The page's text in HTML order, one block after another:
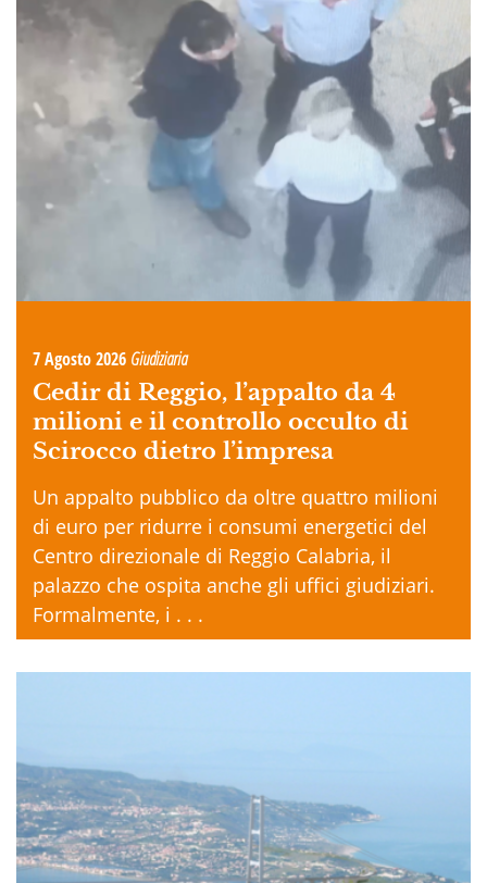
7 Agosto 2026 Giudiziaria
Cedir di Reggio, l’appalto da 4
milioni e il controllo occulto di
Scirocco dietro l’impresa
Un appalto pubblico da oltre quattro milioni
di euro per ridurre i consumi energetici del
Centro direzionale di Reggio Calabria, il
palazzo che ospita anche gli uffici giudiziari.
Formalmente, i . . .